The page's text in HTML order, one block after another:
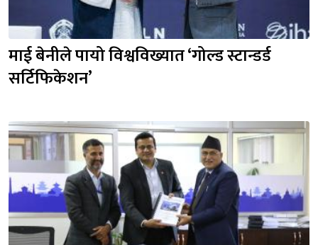
माई बेनीले पायो विश्वविख्यात ‘गोल्ड स्टान्डर्ड
सर्टिफिकेशन’